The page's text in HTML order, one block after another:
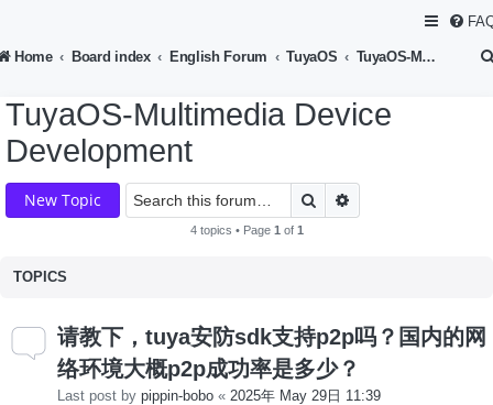
Home Board index English Forum TuyaOS TuyaOS-Multimedia Device Development
TuyaOS-Multimedia Device
Development
New Topic Search
4 topics • Page 1 of 1
TOPICS
请教下，tuya安防sdk支持p2p吗？国内的网
络环境大概p2p成功率是多少？
Last post by pippin-bobo « 2025年 May 29日 11:39